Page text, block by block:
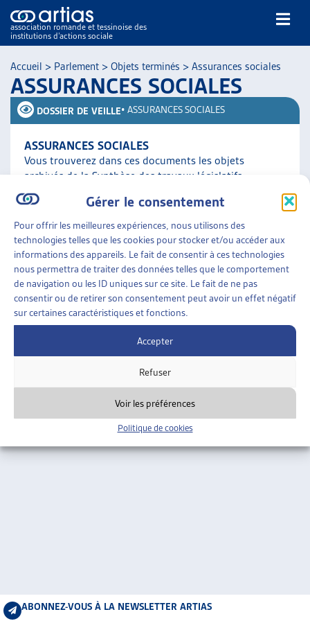
Gérer le consentement
Pour offrir les meilleures expériences, nous utilisons des
technologies telles que les cookies pour stocker et/ou accéder aux
informations des appareils. Le fait de consentir à ces technologies
nous permettra de traiter des données telles que le comportement
de navigation ou les ID uniques sur ce site. Le fait de ne pas
consentir ou de retirer son consentement peut avoir un effet négatif
sur certaines caractéristiques et fonctions.
Accepter
Refuser
Voir les préférences
Politique de cookies
association romande et tessinoise des
institutions d’actions sociale
NOS PUBLICATIONS
DOSSIERS DU MOIS
VEILLE
RESSOURCES
THÉMATIQUES
GUIDE SOCIAL ROMAND
AUTRES
ARTIAS
PROJETS ET ACTIVITÉS
Accueil > Parlement > Objets terminés > Assurances sociales
ASSURANCES SOCIALES
DOSSIER DE VEILLE• ASSURANCES SOCIALES
ASSURANCES SOCIALES
Vous trouverez dans ces documents les objets
archivés de la Synthèse des travaux législatifs
fédéraux. Le thème « Assurances sociales » est divisé
en cinq [...]
Parlement»Objets terminés »Assurances sociales
ABONNEZ-VOUS À LA NEWSLETTER ARTIAS